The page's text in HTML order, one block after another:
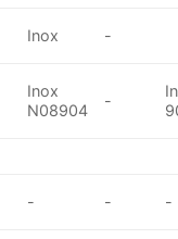
Inox -
Inox
N08904
-
- - -